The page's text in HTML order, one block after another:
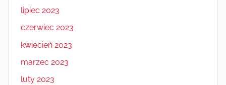
lipiec 2023
czerwiec 2023
kwiecień 2023
marzec 2023
luty 2023